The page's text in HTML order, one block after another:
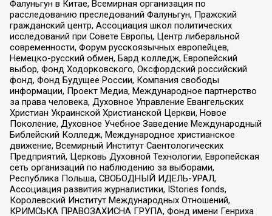
Фалуньгун в Китае, Всемирная организация по
расследованию преследований Фалуньгун, Пражский
гражданский центр, Ассоциация школ политических
исследований при Совете Европы, Центр либеральной
современности, Форум русскоязычных европейцев,
Немецко-русский обмен, Бард колледж, Европейский
выбор, Фонд Ходорковского, Оксфордский российский
фонд, Фонд Будущее России, Компания свободы
информации, Проект Медиа, Международное партнерство
за права человека, Духовное Управление Евангельских
Христиан Украинской Христианской Церкви, Новое
Поколение, Духовное Учебное Заведение Международный
Библейский Колледж, Международное христианское
движение, Всемирный Институт Саентологических
Предприятий, Церковь Духовной Технологии, Европейская
сеть организаций по наблюдению за выборами,
Республика Польша, СВОБОДНЫЙ ИДЕЛЬ-УРАЛ,
Ассоциация развития журналистики, IStories fonds,
Королевский Институт Международных Отношений,
КРИМСЬКА ПРАВОЗАХИСНА ГРУПА, Фонд имени Генриха